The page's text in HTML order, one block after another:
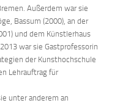
Außerdem war sie
Bassum (2000), an der
und dem Künstlerhaus
war sie Gastprofessorin
der Kunsthochschule
Lehrauftrag für
unter anderem an